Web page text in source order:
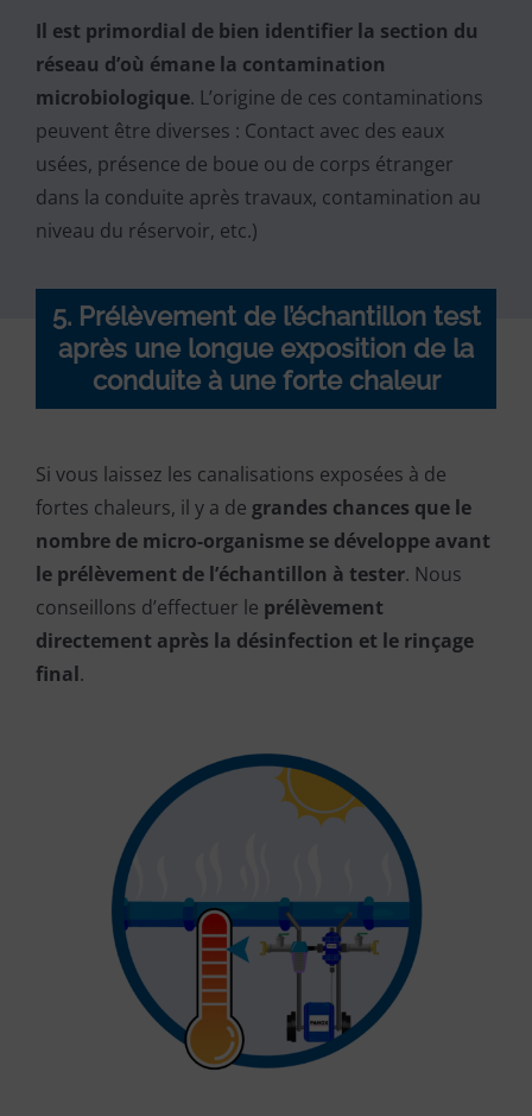
Il est primordial de bien identifier la section du
réseau d’où émane la contamination
microbiologique. L’origine de ces contaminations
peuvent être diverses : Contact avec des eaux
usées, présence de boue ou de corps étranger
dans la conduite après travaux, contamination au
niveau du réservoir, etc.)
5. Prélèvement de l’échantillon test
après une longue exposition de la
conduite à une forte chaleur
Si vous laissez les canalisations exposées à de
fortes chaleurs, il y a de grandes chances que le
nombre de micro-organisme se développe avant
le prélèvement de l’échantillon à tester. Nous
conseillons d’effectuer le prélèvement
directement après la désinfection et le rinçage
final.